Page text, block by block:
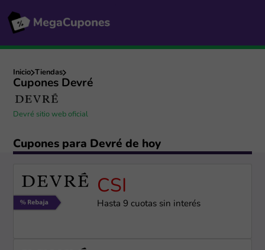
Inicio Tiendas
Cupones Devré
Devré sitio web oficial
Cupones para Devré de hoy
CSI
Hasta 9 cuotas sin interés